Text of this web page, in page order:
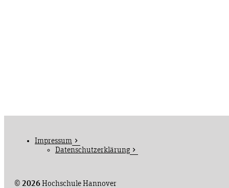
© 2026Hochschule Hannover
Impressum
Datenschutzerklärung